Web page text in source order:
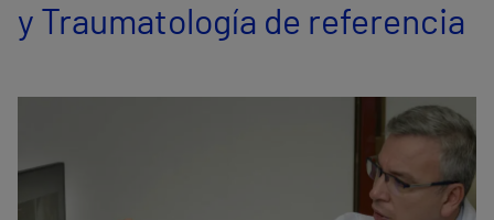
y Traumatología de referencia